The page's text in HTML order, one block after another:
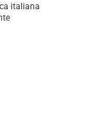
italiana